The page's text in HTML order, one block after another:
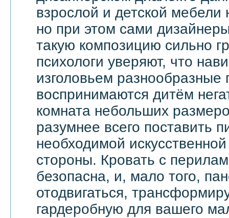
взрослой и детской
но при этом сами
такую композицию сильно
психологи уверяют, что
изголовьем разнообразные
воспринимаются дитём
комната небольших
разумнее всего поставить
необходимой
стороны. Кровать с
безопасна, и, мало того,
отодвигаться,
гардеробную для вашего